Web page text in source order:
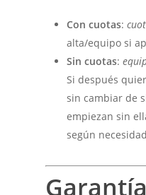
Con cuotas:
alta/equipo si
Sin cuotas:
Si después
sin cambiar de
empiezan sin
según